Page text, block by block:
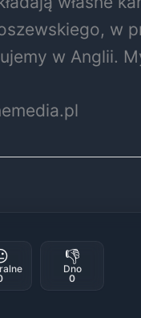
w
w Anglii.
👎
Dno
0